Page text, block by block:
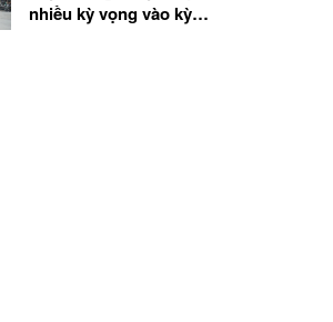
nhiều kỳ vọng vào kỳ